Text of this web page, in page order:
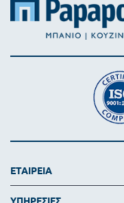
ΕΤΑΙΡΕΙΑ
ΥΠΗΡΕΣΙΕΣ